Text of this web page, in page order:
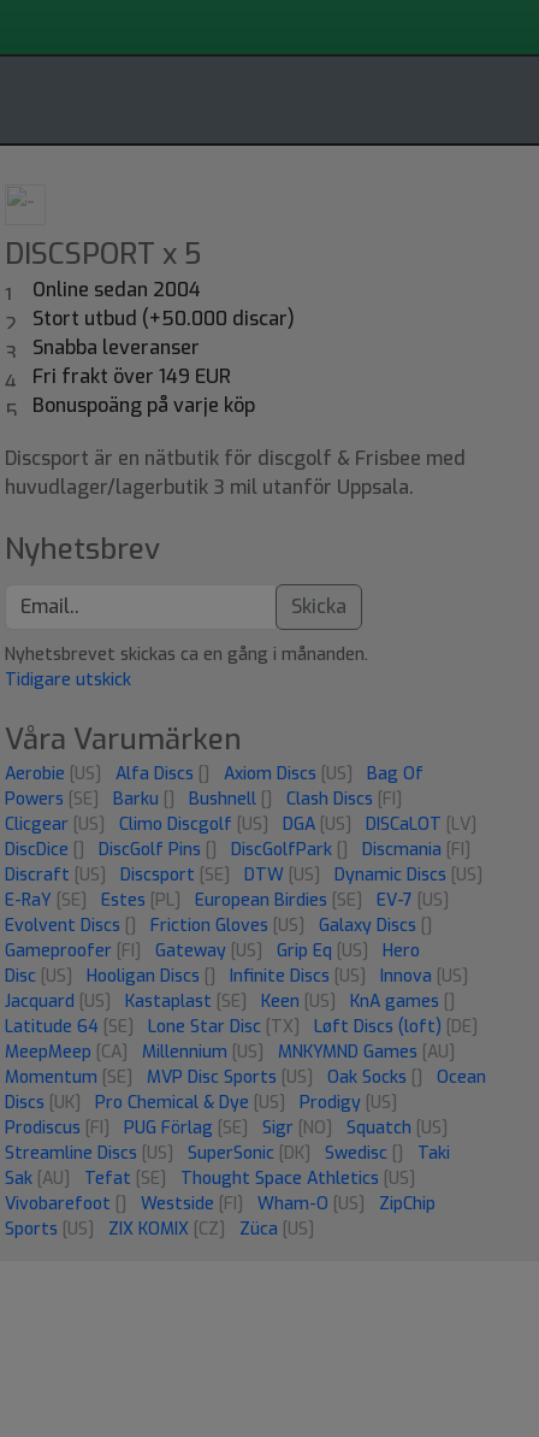
DISCSPORT x 5
Online sedan 2004
Stort utbud (+50.000 discar)
Snabba leveranser
Fri frakt över 149 EUR
Bonuspoäng på varje köp
Discsport är en nätbutik för discgolf & Frisbee med
huvudlager/lagerbutik 3 mil utanför Uppsala.
Nyhetsbrev
Skicka
Nyhetsbrevet skickas ca en gång i månanden.
Tidigare utskick
Våra Varumärken
Aerobie [US] Alfa Discs [] Axiom Discs [US]
Bag Of
Powers [SE] Barku [] Bushnell [] Clash Discs [FI]
Clicgear [US] Climo Discgolf [US] DGA [US] DISCaLOT [LV]
DiscDice [] DiscGolf Pins [] DiscGolfPark [] Discmania [FI]
Discraft [US] Discsport [SE] DTW [US] Dynamic Discs [US]
E-RaY [SE] Estes [PL] European Birdies [SE] EV-7 [US]
Evolvent Discs [] Friction Gloves [US] Galaxy Discs []
Gameproofer [FI] Gateway [US] Grip Eq [US]
Hero
Disc [US] Hooligan Discs [] Infinite Discs [US] Innova [US]
Jacquard [US] Kastaplast [SE] Keen [US] KnA games []
Latitude 64 [SE] Lone Star Disc [TX] Løft Discs (loft) [DE]
MeepMeep [CA] Millennium [US] MNKYMND Games [AU]
Momentum [SE] MVP Disc Sports [US] Oak Socks []
Ocean
Discs [UK] Pro Chemical & Dye [US] Prodigy [US]
Prodiscus [FI] PUG Förlag [SE] Sigr [NO] Squatch [US]
Streamline Discs [US] SuperSonic [DK] Swedisc []
Taki
Sak [AU] Tefat [SE] Thought Space Athletics [US]
Vivobarefoot [] Westside [FI] Wham-O [US]
ZipChip
Sports [US] ZIX KOMIX [CZ] Züca [US]